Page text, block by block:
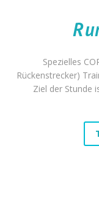
Spezielles
Rückenstrecker)
Ziel der Stunde